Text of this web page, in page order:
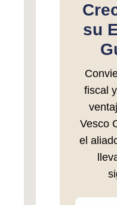
su
fiscal
Vesco
el